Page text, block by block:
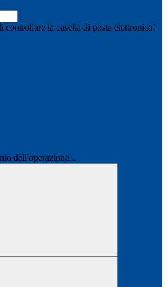
controllare la casella di posta elettronica!
dell'operazione...